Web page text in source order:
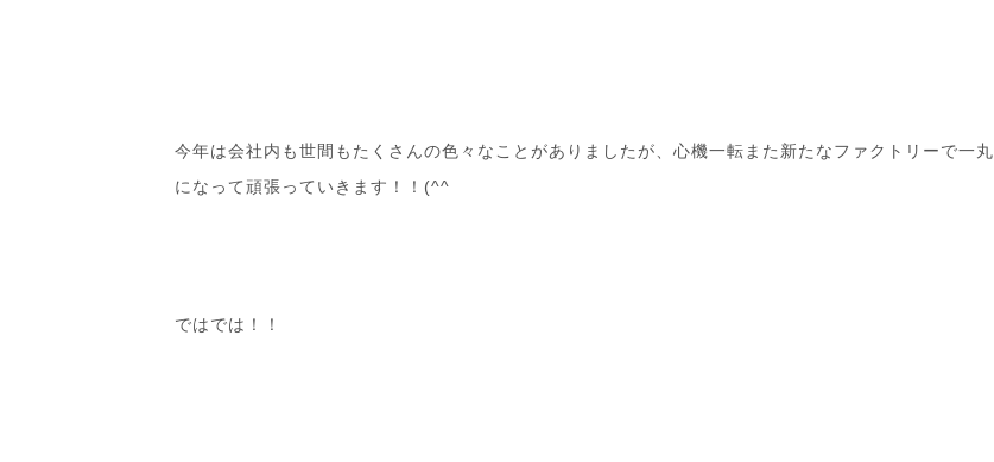
今年は会社内も世間もたくさんの色々なことがありましたが、心機一転また新たなファクトリーで一丸
になって頑張っていきます！！(^^ゞ
ではでは！！